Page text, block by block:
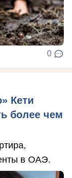
0
Кети
более чем
в ОАЭ.